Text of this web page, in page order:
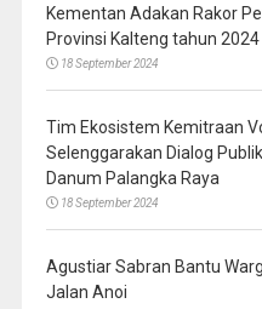
Kementan Adakan Rakor
Provinsi Kalteng tahun 2024
18 September 2024
Tim Ekosistem Kemitraan
Selenggarakan Dialog
Danum Palangka Raya
18 September 2024
Agustiar Sabran Bantu
Jalan Anoi